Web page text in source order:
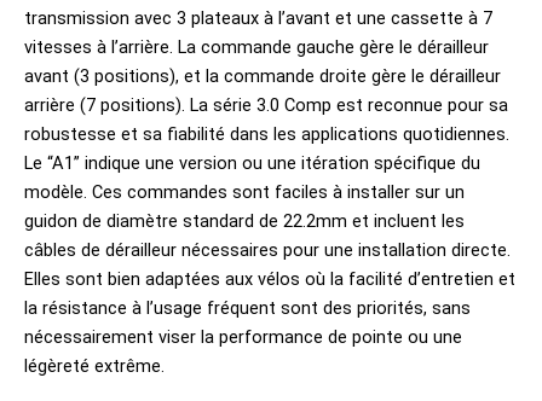
transmission avec 3 plateaux à l’avant et une cassette à 7
vitesses à l’arrière. La commande gauche gère le dérailleur
avant (3 positions), et la commande droite gère le dérailleur
arrière (7 positions). La série 3.0 Comp est reconnue pour sa
robustesse et sa fiabilité dans les applications quotidiennes.
Le “A1” indique une version ou une itération spécifique du
modèle. Ces commandes sont faciles à installer sur un
guidon de diamètre standard de 22.2mm et incluent les
câbles de dérailleur nécessaires pour une installation directe.
Elles sont bien adaptées aux vélos où la facilité d’entretien et
la résistance à l’usage fréquent sont des priorités, sans
nécessairement viser la performance de pointe ou une
légèreté extrême.